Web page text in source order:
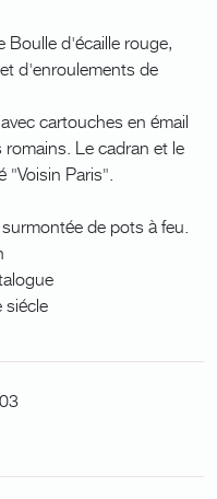
Boulle d'écaille rouge,
d'enroulements de
cartouches en émail
Le cadran et le
"Voisin Paris".
de pots à feu.
siécle